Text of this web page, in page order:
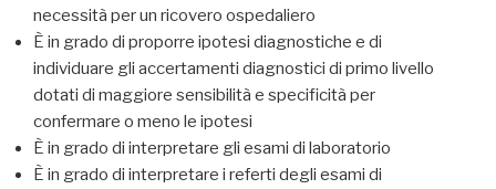
necessità per un ricovero ospedaliero
È in grado di proporre ipotesi diagnostiche e di
individuare gli accertamenti diagnostici di primo livello
dotati di maggiore sensibilità e specificità per
confermare o meno le ipotesi
È in grado di interpretare gli esami di laboratorio
È in grado di interpretare i referti degli esami di